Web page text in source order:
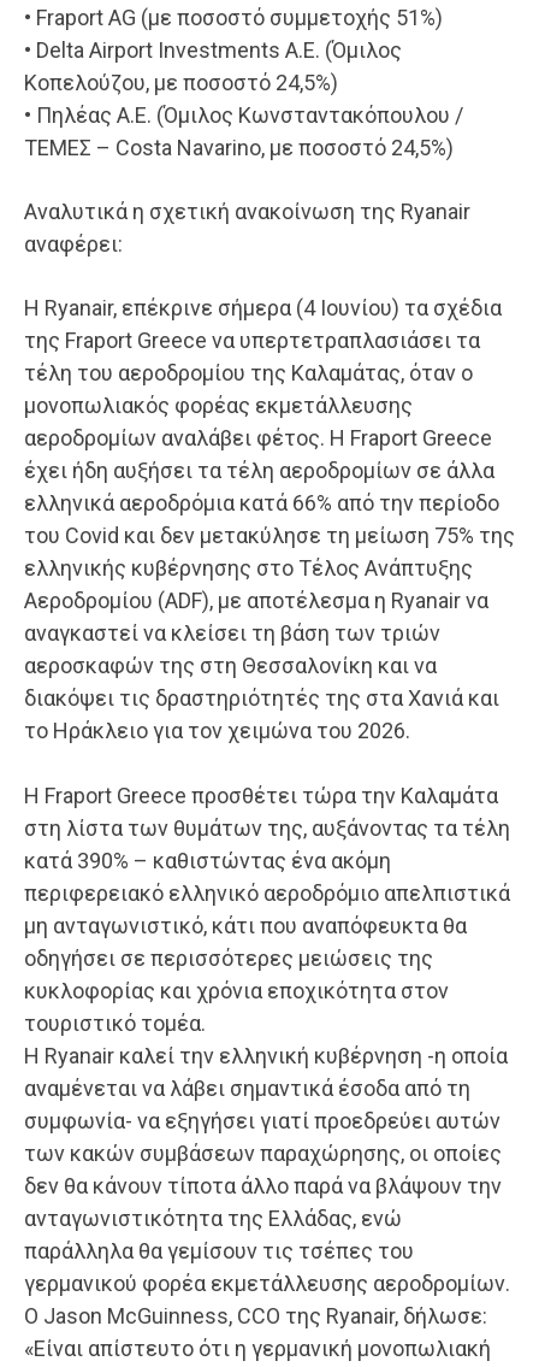
• Fraport AG (με ποσοστό συμμετοχής 51%)
• Delta Airport Investments Α.Ε. (Όμιλος
Κοπελούζου, με ποσοστό 24,5%)
• Πηλέας Α.Ε. (Όμιλος Κωνσταντακόπουλου /
ΤΕΜΕΣ – Costa Navarino, με ποσοστό 24,5%)
Αναλυτικά η σχετική ανακοίνωση της Ryanair
αναφέρει:
Η Ryanair, επέκρινε σήμερα (4 Ιουνίου) τα σχέδια
της Fraport Greece να υπερτετραπλασιάσει τα
τέλη του αεροδρομίου της Καλαμάτας, όταν ο
μονοπωλιακός φορέας εκμετάλλευσης
αεροδρομίων αναλάβει φέτος. Η Fraport Greece
έχει ήδη αυξήσει τα τέλη αεροδρομίων σε άλλα
ελληνικά αεροδρόμια κατά 66% από την περίοδο
του Covid και δεν μετακύλησε τη μείωση 75% της
ελληνικής κυβέρνησης στο Τέλος Ανάπτυξης
Αεροδρομίου (ADF), με αποτέλεσμα η Ryanair να
αναγκαστεί να κλείσει τη βάση των τριών
αεροσκαφών της στη Θεσσαλονίκη και να
διακόψει τις δραστηριότητές της στα Χανιά και
το Ηράκλειο για τον χειμώνα του 2026.
Η Fraport Greece προσθέτει τώρα την Καλαμάτα
στη λίστα των θυμάτων της, αυξάνοντας τα τέλη
κατά 390% – καθιστώντας ένα ακόμη
περιφερειακό ελληνικό αεροδρόμιο απελπιστικά
μη ανταγωνιστικό, κάτι που αναπόφευκτα θα
οδηγήσει σε περισσότερες μειώσεις της
κυκλοφορίας και χρόνια εποχικότητα στον
τουριστικό τομέα.
Η Ryanair καλεί την ελληνική κυβέρνηση -η οποία
αναμένεται να λάβει σημαντικά έσοδα από τη
συμφωνία- να εξηγήσει γιατί προεδρεύει αυτών
των κακών συμβάσεων παραχώρησης, οι οποίες
δεν θα κάνουν τίποτα άλλο παρά να βλάψουν την
ανταγωνιστικότητα της Ελλάδας, ενώ
παράλληλα θα γεμίσουν τις τσέπες του
γερμανικού φορέα εκμετάλλευσης αεροδρομίων.
Ο Jason McGuinness, CCO της Ryanair, δήλωσε:
«Είναι απίστευτο ότι η γερμανική μονοπωλιακή